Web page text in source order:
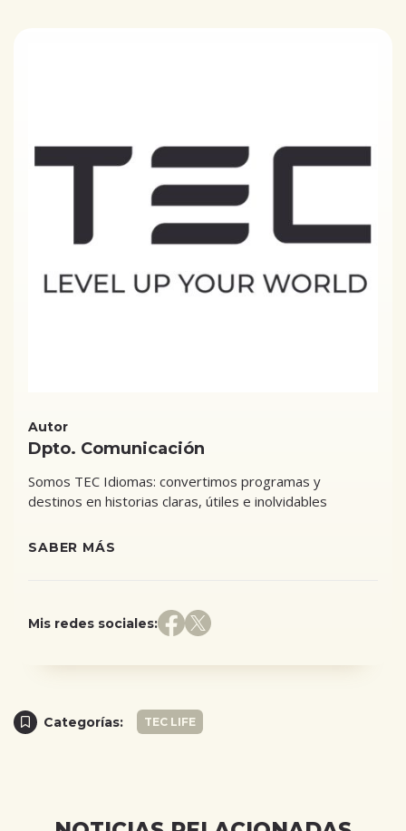
Autor
Dpto. Comunicación
Somos TEC Idiomas: convertimos programas y
destinos en historias claras, útiles e inolvidables
SABER MÁS
Mis redes sociales:
Categorías: TEC LIFE